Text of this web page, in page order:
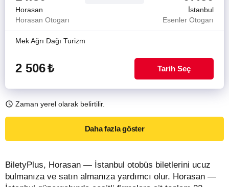
Horasan
İstanbul
Horasan Otogarı
Esenler Otogarı
Mek Ağrı Dağı Turizm
2 506₺ Tarih Seç
Zaman yerel olarak belirtilir.
Daha fazla göster
BiletyPlus, Horasan — İstanbul otobüs biletlerini ucuz
bulmanıza ve satın almanıza yardımcı olur. Horasan —